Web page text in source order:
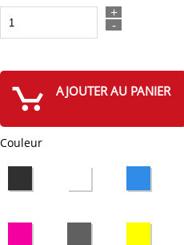
+
-
AJOUTER AU PANIER
Couleur